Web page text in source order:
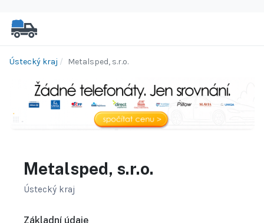
Ústecký kraj Metalsped, s.r.o.
Metalsped, s.r.o.
Ústecký kraj
Základní údaje